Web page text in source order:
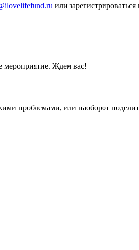
или
мероприятие. Ждем вас!
проблемами, или наоборот